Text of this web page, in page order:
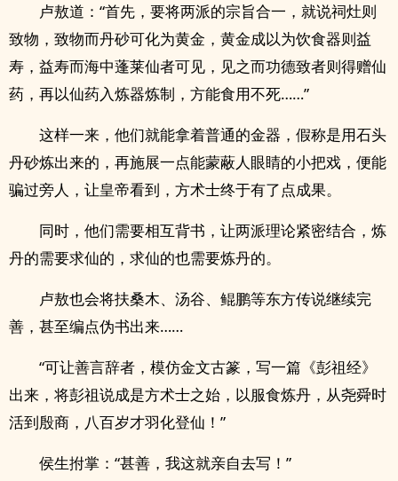
卢敖道：“首先，要将两派的宗旨合一，就说祠灶则
致物，致物而丹砂可化为黄金，黄金成以为饮食器则益
寿，益寿而海中蓬莱仙者可见，见之而功德致者则得赠仙
药，再以仙药入炼器炼制，方能食用不死……”
这样一来，他们就能拿着普通的金器，假称是用石头
丹砂炼出来的，再施展一点能蒙蔽人眼睛的小把戏，便能
骗过旁人，让皇帝看到，方术士终于有了点成果。
同时，他们需要相互背书，让两派理论紧密结合，炼
丹的需要求仙的，求仙的也需要炼丹的。
卢敖也会将扶桑木、汤谷、鲲鹏等东方传说继续完
善，甚至编点伪书出来……
“可让善言辞者，模仿金文古篆，写一篇《彭祖经》
出来，将彭祖说成是方术士之始，以服食炼丹，从尧舜时
活到殷商，八百岁才羽化登仙！”
侯生拊掌：“甚善，我这就亲自去写！”